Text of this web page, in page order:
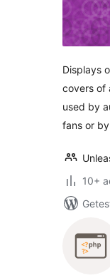
Displays
covers of
used by
fans or
10+